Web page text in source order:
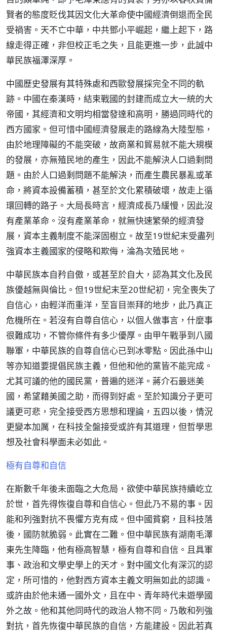
賢者的態度貶伐其因文化大革命使中國經濟倒退而全民
受禍害。天不亡中華，中共鄧小平崛起，繼上起下，路
線走得正確，非但校正毛之失，且能更進一步，此誠中
華民族福澤深厚。
中國歷史發展有其特殊處和西歐發展採完全不同的軌
跡。中國在秦漢時，結束戰國的封建而成立大一統的大
帝國，其經濟和文明均相當發達和高明，勝過同時代的
西方國家。但可惜中國經濟發展走的路線為大陸型態，
由於地理障礙的不能突破，故商業和貿易就不能大規模
的發展，亦無殖民地的產生，因此不能解決人口過剩問
題。由於人口過剩問題不能解決，而產生農民暴亂或革
命，將資本設備蓄積，甚至於文化累積破壞，故走上循
環回轉的路子。大局長時言，經濟成長乃緩慢，因此沒
有產業革命。沒有產業革命，就無快速繁榮的經濟發
展，資本主義制度不能深固樹立。故至19世紀末受盡列
強資本主義國家的侵略和欺侮，淪為次殖民地。
中華民族本自矜自傲，或甚至於自大，認為其文化及民
族優越無與倫比。但19世紀末至20世紀初，完全喪失了
自信心，由輕洋而重洋，至盲目崇拜的地步，此乃真正
危機所在。若沒有自尊自信心，以個人做事言，什麼事
很難成功，不管你條件有多少優厚。由甲午戰爭到八國
聯軍，中華民族的自尊自信心已到冰零點。因此孫中山
等亦知道要提倡民族主義，但他和他的黨皆不能完成。
尤其可議的他的國民黨，普遍的迷洋。蔣介石最迷美
國，希望藉美國之助，而得到好處。至於知識分子更可
議更可悲，完全接受西方思想和理論，五四以後，情況
更變本加厲，在科技全盤接受或許有其道理，但哲學思
想及社會科學面未必如此。
極有自尊和自信
在斯數千年後未面臨之大危局，欲使中華民族持續屹立
於世，首先得恢復自尊和自信心。但此乃不易的事。因
能和列強對抗不畏懼方克有成。但中國貧窮，且科技落
後，國防就脆弱。此實在二難。但中華民族有湖南毛澤
東先生降臨，他有極高智慧，極有自尊和自信。且具軍
事、政治和文學史學上的天才。對中國文化有深沉的認
定，所可惜的，他對西方資本主義文明無如此的認識。
或許由於他未通一國外文，且在中、青年時代未遊學國
外之故。他和其他同時代的政治人物不同。乃敢和列強
對抗，首先恢復中華民族的自信，方能建設。因此若真